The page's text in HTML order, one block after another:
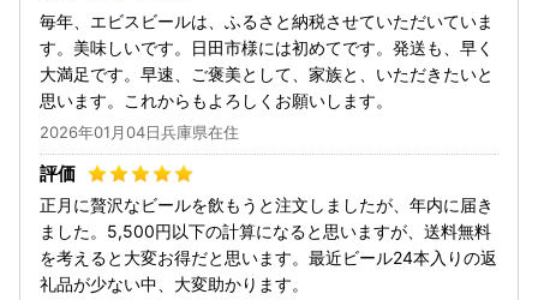
毎年、エビスビールは、ふるさと納税させていただいていま
す。美味しいです。日田市様には初めてです。発送も、早く
大満足です。早速、ご褒美として、家族と、いただきたいと
思います。これからもよろしくお願いします。
2026年01月04日兵庫県在住
正月に贅沢なビールを飲もうと注文しましたが、年内に届き
ました。5,500円以下の計算になると思いますが、送料無料
を考えると大変お得だと思います。最近ビール24本入りの返
礼品が少ない中、大変助かります。